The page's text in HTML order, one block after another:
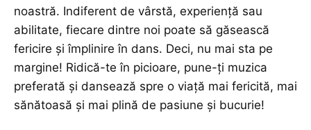
noastră. Indiferent de vârstă, experiență sau
abilitate, fiecare dintre noi poate să găsească
fericire și împlinire în dans. Deci, nu mai sta pe
margine! Ridică-te în picioare, pune-ți muzica
preferată și dansează spre o viață mai fericită, mai
sănătoasă și mai plină de pasiune și bucurie!